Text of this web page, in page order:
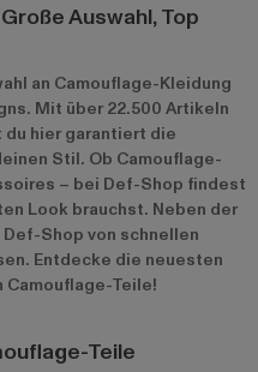
Auswahl, Top
an Camouflage-Kleidung
Mit über 22.500 Artikeln
hier garantiert die
Stil. Ob Camouflage-
– bei Def-Shop findest
Look brauchst. Neben der
Shop von schnellen
Entdecke die neuesten
Teile!
Teile